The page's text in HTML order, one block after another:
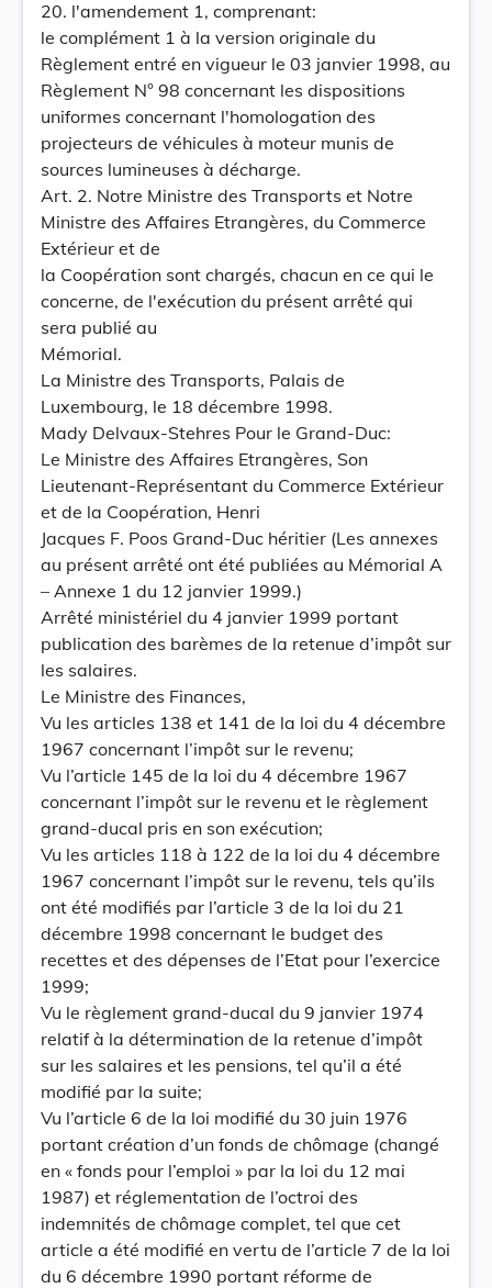
20. l'amendement 1, comprenant:
le complément 1 à la version originale du
Règlement entré en vigueur le 03 janvier 1998, au
Règlement N° 98 concernant les dispositions
uniformes concernant l'homologation des
projecteurs de véhicules à moteur munis de
sources lumineuses à décharge.
Art. 2. Notre Ministre des Transports et Notre
Ministre des Affaires Etrangères, du Commerce
Extérieur et de
la Coopération sont chargés, chacun en ce qui le
concerne, de l'exécution du présent arrêté qui
sera publié au
Mémorial.
La Ministre des Transports, Palais de
Luxembourg, le 18 décembre 1998.
Mady Delvaux-Stehres Pour le Grand-Duc:
Le Ministre des Affaires Etrangères, Son
Lieutenant-Représentant du Commerce Extérieur
et de la Coopération, Henri
Jacques F. Poos Grand-Duc héritier (Les annexes
au présent arrêté ont été publiées au Mémorial A
– Annexe 1 du 12 janvier 1999.)
Arrêté ministériel du 4 janvier 1999 portant
publication des barèmes de la retenue d’impôt sur
les salaires.
Le Ministre des Finances,
Vu les articles 138 et 141 de la loi du 4 décembre
1967 concernant l’impôt sur le revenu;
Vu l’article 145 de la loi du 4 décembre 1967
concernant l’impôt sur le revenu et le règlement
grand-ducal pris en son exécution;
Vu les articles 118 à 122 de la loi du 4 décembre
1967 concernant l’impôt sur le revenu, tels qu’ils
ont été modifiés par l’article 3 de la loi du 21
décembre 1998 concernant le budget des
recettes et des dépenses de l’Etat pour l’exercice
1999;
Vu le règlement grand-ducal du 9 janvier 1974
relatif à la détermination de la retenue d’impôt
sur les salaires et les pensions, tel qu’il a été
modifié par la suite;
Vu l’article 6 de la loi modifié du 30 juin 1976
portant création d’un fonds de chômage (changé
en « fonds pour l’emploi » par la loi du 12 mai
1987) et réglementation de l’octroi des
indemnités de chômage complet, tel que cet
article a été modifié en vertu de l’article 7 de la loi
du 6 décembre 1990 portant réforme de